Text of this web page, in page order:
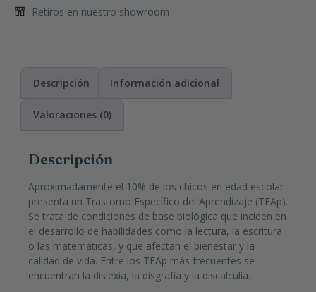
Retiros en nuestro showroom
Descripción Información adicional
Valoraciones (0)
Descripción
Aproximadamente el 10% de los chicos en edad escolar
presenta un Trastorno Específico del Aprendizaje (TEAp).
Se trata de condiciones de base biológica que inciden en
el desarrollo de habilidades como la lectura, la escritura
o las matemáticas, y que afectan el bienestar y la
calidad de vida. Entre los TEAp más frecuentes se
encuentran la dislexia, la disgrafía y la discalculia.